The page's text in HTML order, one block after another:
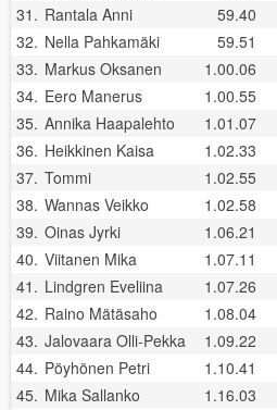
31. Rantala Anni 59.40
32. Nella Pahkamäki 59.51
33. Markus Oksanen 1.00.06
34. Eero Manerus 1.00.55
35. Annika Haapalehto 1.01.07
36. Heikkinen Kaisa 1.02.33
37. Tommi 1.02.55
38. Wannas Veikko 1.02.58
39. Oinas Jyrki 1.06.21
40. Viitanen Mika 1.07.11
41. Lindgren Eveliina 1.07.26
42. Raino Mätäsaho 1.08.04
43. Jalovaara Olli-Pekka 1.09.22
44. Pöyhönen Petri 1.10.41
45. Mika Sallanko 1.16.03